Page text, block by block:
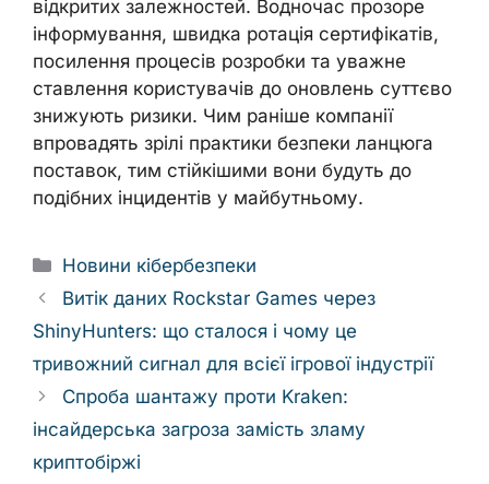
відкритих залежностей. Водночас прозоре
інформування, швидка ротація сертифікатів,
посилення процесів розробки та уважне
ставлення користувачів до оновлень суттєво
знижують ризики. Чим раніше компанії
впровадять зрілі практики безпеки ланцюга
поставок, тим стійкішими вони будуть до
подібних інцидентів у майбутньому.
Categories
Новини кібербезпеки
Витік даних Rockstar Games через
ShinyHunters: що сталося і чому це
тривожний сигнал для всієї ігрової індустрії
Спроба шантажу проти Kraken:
інсайдерська загроза замість зламу
криптобіржі